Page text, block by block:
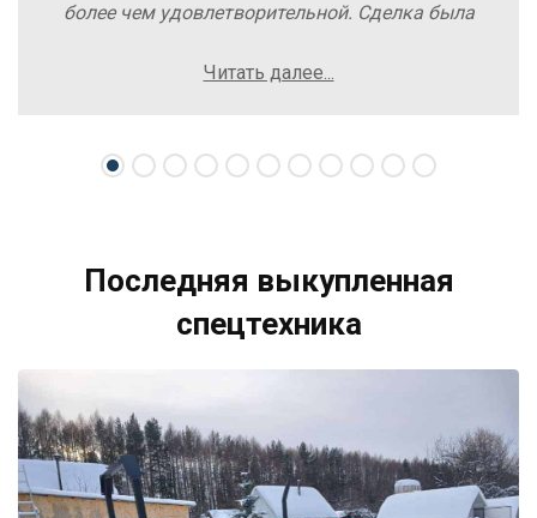
более чем удовлетворительной. Сделка была
осложнений. Рекомендую компанию Excavator
свою спецтехнику.
Читать далее...
Последняя выкупленная
спецтехника